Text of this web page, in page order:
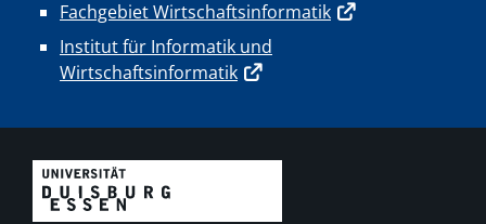
Fachgebiet Wirtschaftsinformatik
Institut für Informatik und
Wirtschaftsinformatik